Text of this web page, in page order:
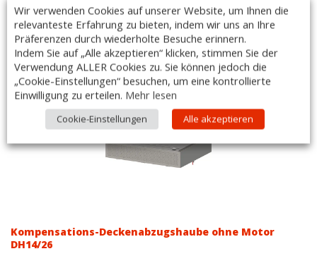
Kompensations-Deckenabzugshaube ohne Motor
DH14/18
€ 2.880,00
€ 3.456,00inkl. MwSt.)
Kompensations-Deckenabzugshaube ohne Motor
DH14/26
Wir verwenden Cookies auf unserer Website, um Ihnen die
relevanteste Erfahrung zu bieten, indem wir uns an Ihre
Präferenzen durch wiederholte Besuche erinnern.
Indem Sie auf „Alle akzeptieren“ klicken, stimmen Sie der
Verwendung ALLER Cookies zu. Sie können jedoch die
„Cookie-Einstellungen“ besuchen, um eine kontrollierte
Einwilligung zu erteilen. Mehr lesen
Cookie-Einstellungen Alle akzeptieren